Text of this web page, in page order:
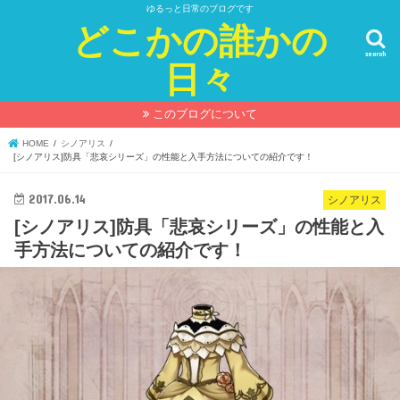
ゆるっと日常のブログです
どこかの誰かの
日々
search
このブログについて
HOME
シノアリス
[シノアリス]防具「悲哀シリーズ」の性能と入手方法についての紹介です！
シノアリス
2017.06.14
[シノアリス]防具「悲哀シリーズ」の性能と入
手方法についての紹介です！